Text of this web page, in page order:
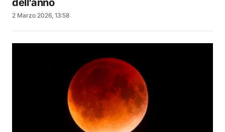
dell’anno
2 Marzo 2026, 13:58